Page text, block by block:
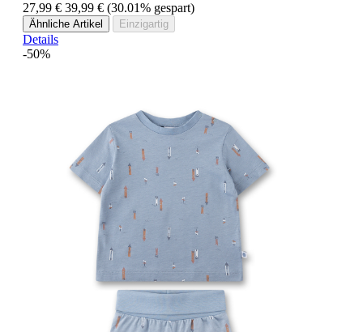
27,99 € 39,99 € (30.01% gespart)
Ähnliche Artikel Einzigartig
Details
-50%